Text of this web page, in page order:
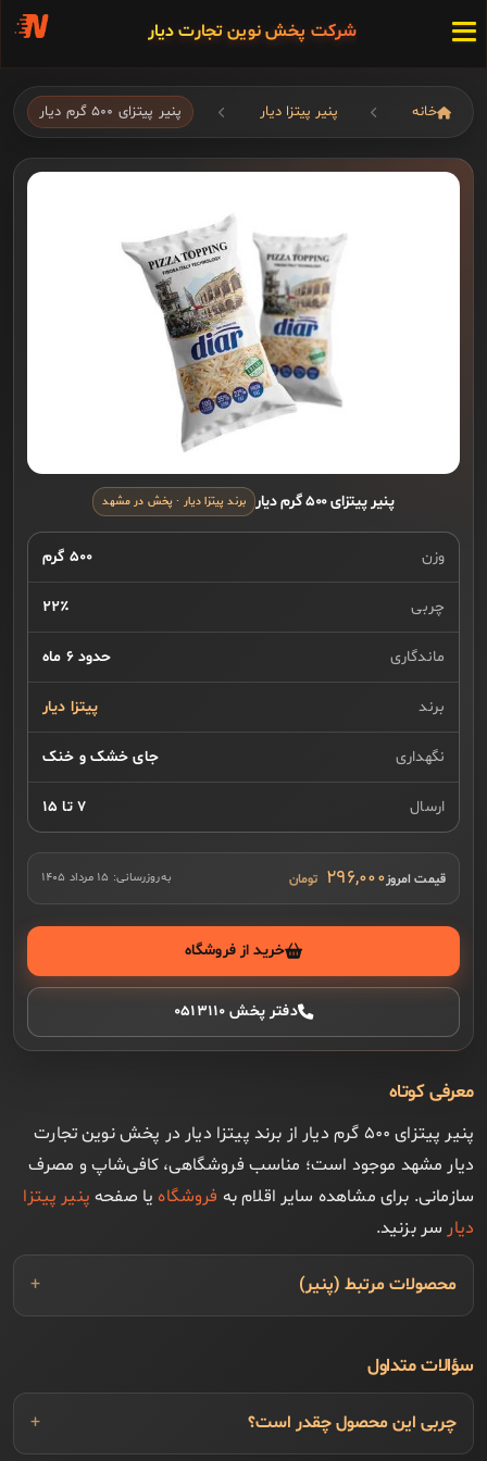
شرکت پخش نوین تجارت دیار
خانه پنیر پیتزا دیار پنیر پیتزای ۵۰۰ گرم دیار
پنیر پیتزای ۵۰۰ گرم دیار برند پیتزا دیار · پخش در مشهد
وزن ۵۰۰ گرم
چربی ۲۲٪
ماندگاری حدود ۶ ماه
برند پیتزا دیار
نگهداری جای خشک و خنک
ارسال ۷ تا ۱۵
قیمت امروز۲۹۶,۰۰۰ به‌روزرسانی: ۱۵ مرداد ۱۴۰۵
خرید از فروشگاه
دفتر پخش ۰۵۱۳۱۱۰
معرفی کوتاه
پنیر پیتزای ۵۰۰ گرم دیار از برند پیتزا دیار در پخش نوین تجارت
دیار مشهد موجود است؛ مناسب فروشگاهی، کافی‌شاپ و مصرف
سازمانی. برای مشاهده سایر اقلام به فروشگاهیا صفحه پنیر پیتزا
دیار سر بزنید.
محصولات مرتبط (پنیر)
سؤالات متداول
چربی این محصول چقدر است؟